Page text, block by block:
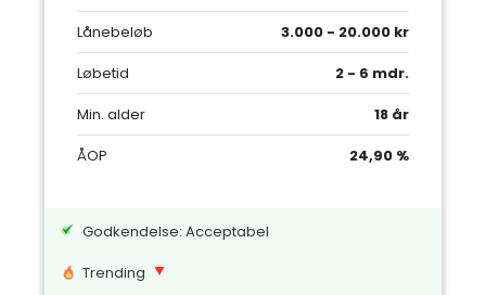
Lånebeløb
3.000 - 20.000 kr
Løbetid
2 - 6 mdr.
Min. alder
18 år
ÅOP
24,90 %
Godkendelse: Acceptabel
Trending